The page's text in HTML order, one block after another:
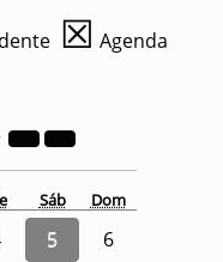
☒ Agenda
Sáb Dom
5
6